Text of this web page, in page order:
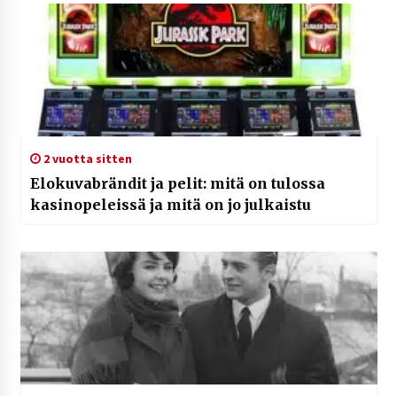
2 vuotta sitten
Elokuvabrändit ja pelit: mitä on tulossa
kasinopeleissä ja mitä on jo julkaistu